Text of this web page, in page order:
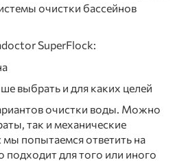
очистки бассейнов
SuperFlock:
выбрать и для каких целей
очистки воды. Можно
так и механические
попытаемся ответить на
подходит для того или иного